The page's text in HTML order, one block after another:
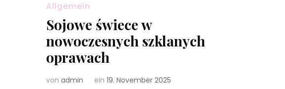
Allgemein
Sojowe świece w
nowoczesnych szklanych
oprawach
von admin ein 19. November 2025